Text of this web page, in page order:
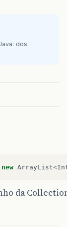
dos
new ArrayList<
da